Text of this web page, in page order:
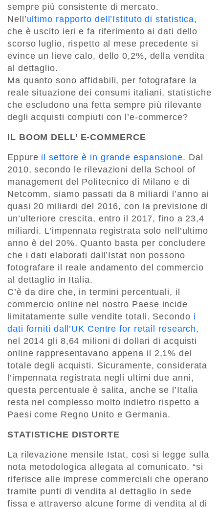
sempre più consistente di mercato.
Nell’ultimo rapporto dell’Istituto di statistica,
che è uscito ieri e fa riferimento ai dati dello
scorso luglio, rispetto al mese precedente si
evince un lieve calo, dello 0,2%, della vendita
al dettaglio.
Ma quanto sono affidabili, per fotografare la
reale situazione dei consumi italiani, statistiche
che escludono una fetta sempre più rilevante
degli acquisti compiuti con l’e-commerce?
IL BOOM DELL’ E-COMMERCE
Eppure il settore è in grande espansione. Dal
2010, secondo le rilevazioni della School of
management del Politecnico di Milano e di
Netcomm, siamo passati da 8 miliardi l’anno ai
quasi 20 miliardi del 2016, con la previsione di
un’ulteriore crescita, entro il 2017, fino a 23,4
miliardi. L’impennata registrata solo nell’ultimo
anno è del 20%. Quanto basta per concludere
che i dati elaborati dall’Istat non possono
fotografare il reale andamento del commercio
al dettaglio in Italia.
C’è da dire che, in termini percentuali, il
commercio online nel nostro Paese incide
limitatamente sulle vendite totali. Secondo i
dati forniti dall’UK Centre for retail research,
nel 2014 gli 8,64 milioni di dollari di acquisti
online rappresentavano appena il 2,1% del
totale degli acquisti. Sicuramente, considerata
l’impennata registrata negli ultimi due anni,
questa percentuale è salita, anche se l’Italia
resta nel complesso molto indietro rispetto a
Paesi come Regno Unito e Germania.
STATISTICHE DISTORTE
La rilevazione mensile Istat, così si legge sulla
nota metodologica allegata al comunicato, “si
riferisce alle imprese commerciali che operano
tramite punti di vendita al dettaglio in sede
fissa e attraverso alcune forme di vendita al di